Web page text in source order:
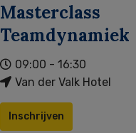
Masterclass
Teamdynamiek
09:00 - 16:30
Van der Valk Hotel
Inschrijven